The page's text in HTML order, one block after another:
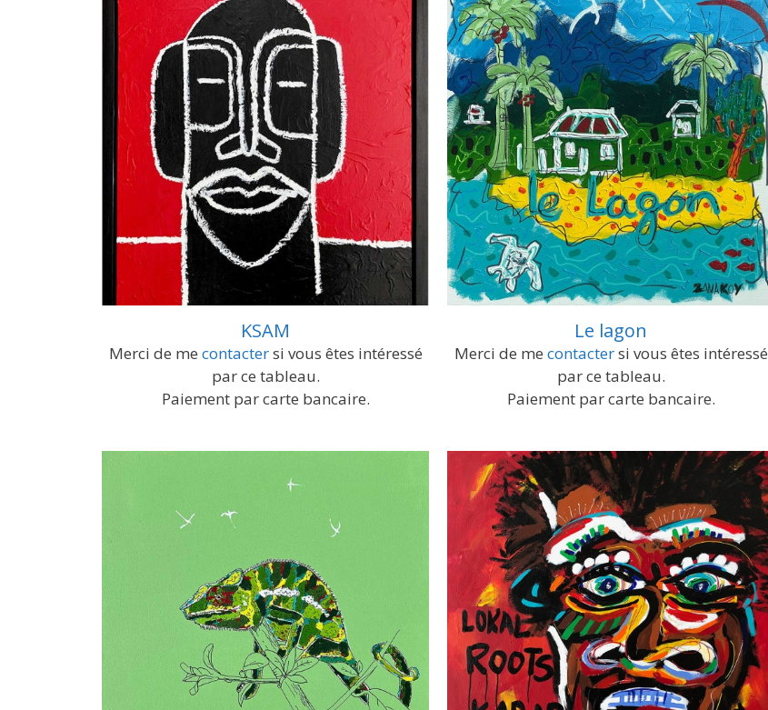
KSAM
Merci de me contactersi vous êtes intéressé
par ce tableau.
Paiement par carte bancaire.
Le lagon
Merci de me contactersi vous êtes intéressé
par ce tableau.
Paiement par carte bancaire.